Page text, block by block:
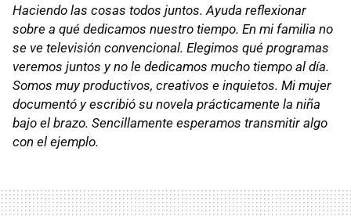
Haciendo las cosas todos juntos. Ayuda reflexionar
sobre a qué dedicamos nuestro tiempo. En mi familia no
se ve televisión convencional. Elegimos qué programas
veremos juntos y no le dedicamos mucho tiempo al día.
Somos muy productivos, creativos e inquietos. Mi mujer
documentó y escribió su novela prácticamente la niña
bajo el brazo. Sencillamente esperamos transmitir algo
con el ejemplo.